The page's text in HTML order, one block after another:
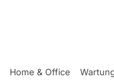
Home & Office